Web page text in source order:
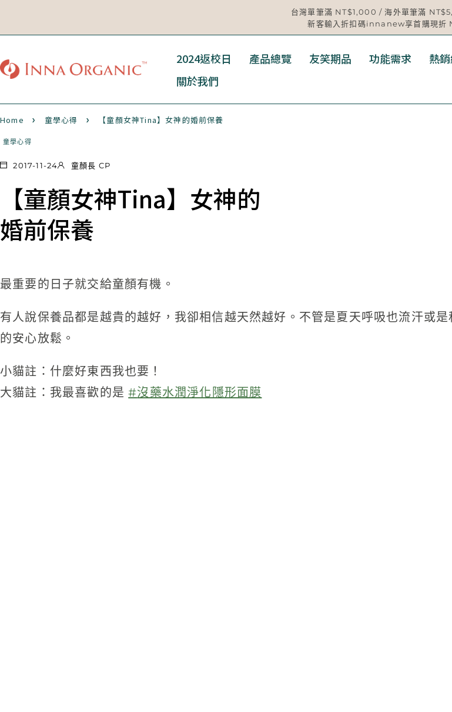
台灣單筆滿 NT$1,000 / 海外單筆滿
新客輸入折扣碼innanew享首購現折
2024返校日 產品總覽 友笑期品 功能需求 熱
關於我們
Home 童學心得 【童顏女神Tina】女神的婚前保養
童學心得
2017-11-24 童顏長 CP
【童顏女神Tina】女神的
婚前保養
最重要的日子就交給童顏有機。
有人說保養品都是越貴的越好，我卻相信越天然越好。不管是夏天呼吸也流汗或
的安心放鬆。
小貓註：什麼好東西我也要！
大貓註：我最喜歡的是#沒藥水潤淨化隱形面膜